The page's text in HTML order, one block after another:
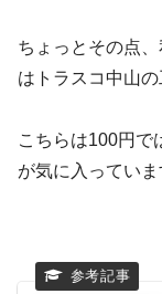
ちょっとその点
はトラスコ中山
こちらは100円で
が気に入っていま